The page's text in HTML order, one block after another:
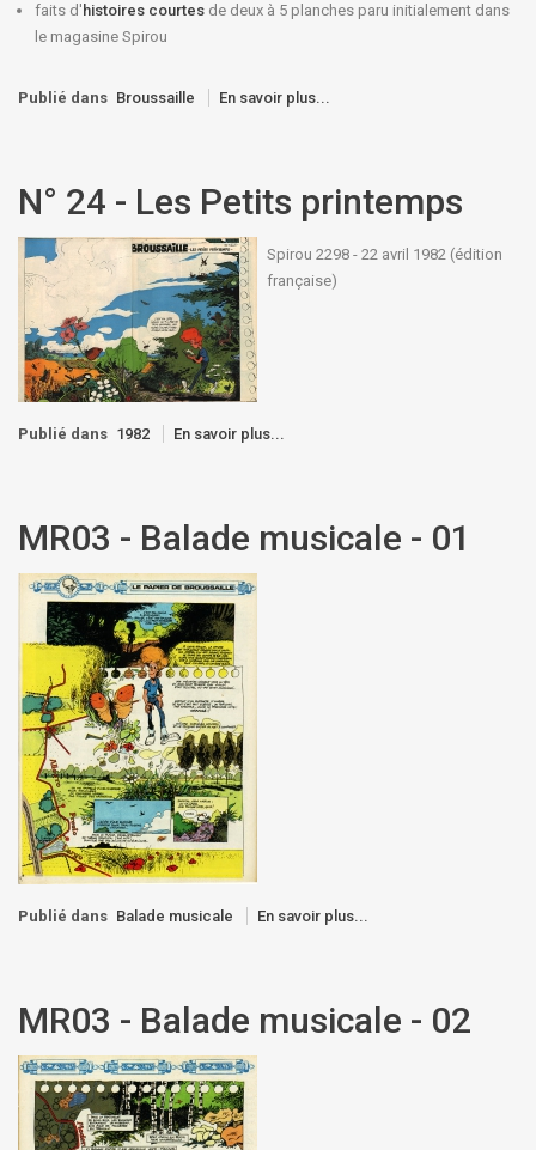
faits d' histoires courtes de deux à 5 planches paru initialement dans
le magasine Spirou
Publié dans Broussaille En savoir plus...
N° 24 - Les Petits printemps
Spirou 2298 - 22 avril 1982 (édition
française)
Publié dans 1982 En savoir plus...
MR03 - Balade musicale - 01
Publié dans Balade musicale En savoir plus...
MR03 - Balade musicale - 02